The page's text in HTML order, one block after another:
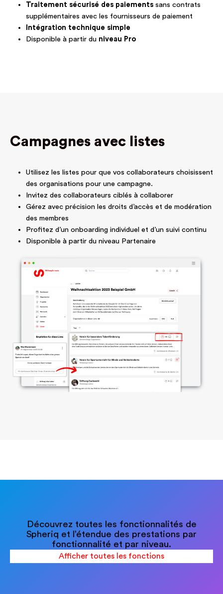
Traitement sécurisé des paiements sans contrats
supplémentaires avec les fournisseurs de paiement
Intégration technique simple
Disponible à partir du niveau Pro
Campagnes avec listes
Utilisez les listes pour que vos collaborateurs choisissent
des organisations pour une campagne.
Invitez des collaborateurs ciblés à collaborer
Gérez avec précision les droits d’accès et de modération
des membres
Profitez d’un onboarding individuel et d’un suivi continu
Disponible à partir du niveau Partenaire
Découvrez toutes les fonctionnalités de
Spheriq et l’étendue des prestations par
fonctionnalité et par niveau.
Afficher toutes les fonctions